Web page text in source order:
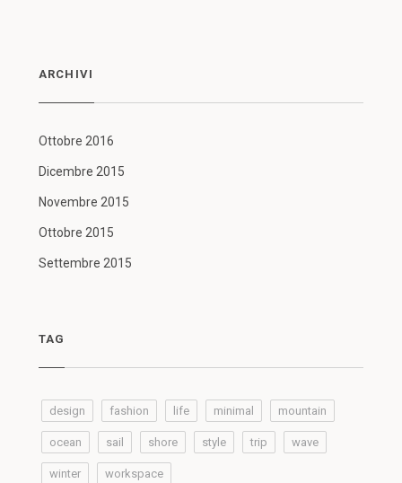
ARCHIVI
Ottobre 2016
Dicembre 2015
Novembre 2015
Ottobre 2015
Settembre 2015
TAG
design fashion life minimal mountain
ocean sail shore style trip wave
winter workspace